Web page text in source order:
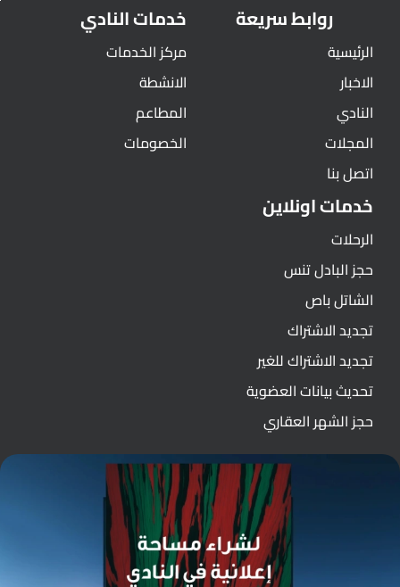
روابط سريعة
الرئيسية
الاخبار
النادي
المجلات
اتصل بنا
خدمات النادي
مركز الخدمات
الانشطة
المطاعم
الخصومات
خدمات اونلاين
الرحلات
حجز البادل تنس
الشاتل باص
تجديد الاشتراك
تجديد الاشتراك للغير
تحديث بيانات العضوية
حجز الشهر العقاري